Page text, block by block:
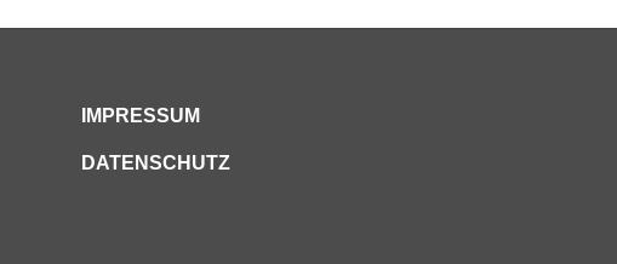
IMPRESSUM
DATENSCHUTZ